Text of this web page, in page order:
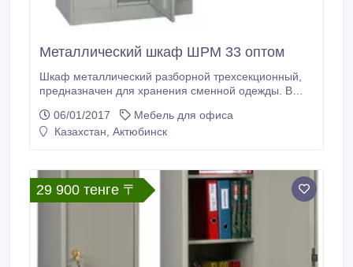
Металлический шкаф ШРМ 33 оптом
Шкаф металлический разборной трехсекционный,
предназначен для хранения сменной одежды. В
крючки для одежды и перекладина для вешалки.
Отделение шкафа оснащено индивидуальным
стандартную комплектацию шкафа ШРМ - 33
включены 3 перекладины, 6 крючков и 3 врезных
замка.
06/01/2017
Мебель для офиса
Казахстан, Актюбинск
29 900 тенге 〒